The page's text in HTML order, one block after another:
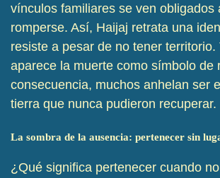
vínculos familiares se ven obligados
romperse. Así, Haijaj retrata una
resiste a pesar de no tener territorio.
aparece la muerte como símbolo de
consecuencia, muchos anhelan ser
tierra que nunca pudieron recuperar.
La sombra de la ausencia: pertenecer sin
¿Qué significa pertenecer cuando